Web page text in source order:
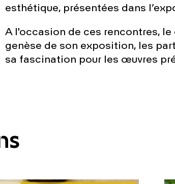
esthétique, présentées dans
A l'occasion de ces rencontres,
genèse de son exposition, les
sa fascination pour les œuvres